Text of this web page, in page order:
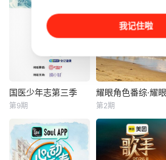
将推出真人秀节目
《Lock Up》。制
作方在分享节目海
好，Netflix即将面
临现实的考验。”
日韩国时间晚7点
宾为女团aespa成
员宁艺卓（NINGNI
NG）【嘿叭电影-1
080P资源免费观
看，无广告，不卡
国医少年志第三季
高卿尘
四人集结，新程即
启【嘿叭电影-热播
国医少年志第三季
第9期
耀眼角色番综·耀眼一夏
毛俊杰
《耀眼一夏》是电
视剧《耀眼》售后
第2期
我记住啦